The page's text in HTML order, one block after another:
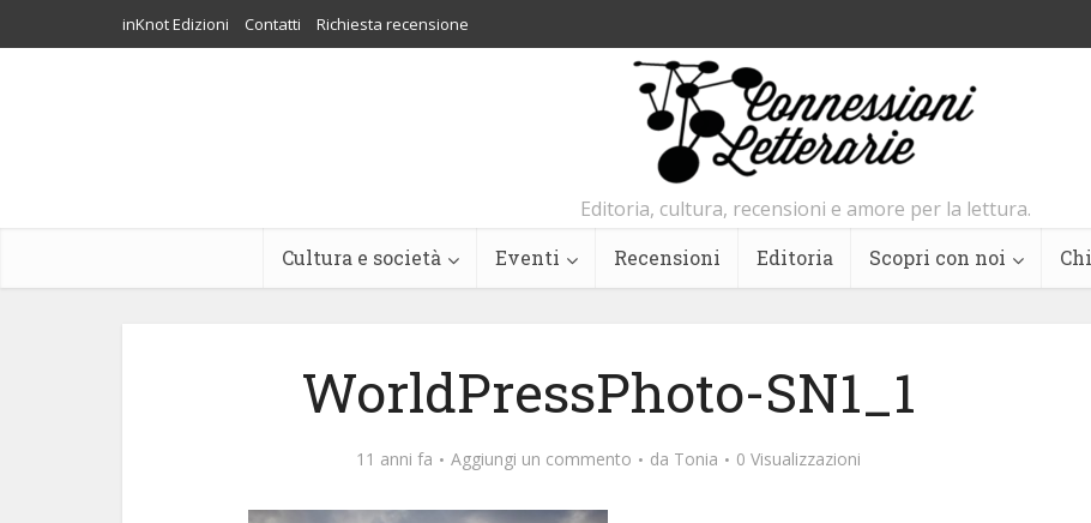
inKnot Edizioni Contatti Richiesta recensione
Editoria, cultura, recensioni e amore per la lettura.
Cultura e società Eventi Recensioni Editoria Scopri con noi
WorldPressPhoto-SN1_1
11 anni fa Aggiungi un commento da Tonia 0 Visualizzazioni